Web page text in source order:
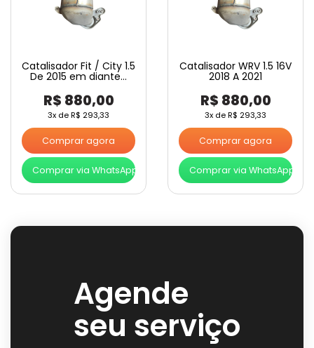
Catalisador Fit / City 1.5
De 2015 em diante…
R$ 880,00
3x deR$ 293,33
Comprar agora
Comprar via WhatsApp
Catalisador WRV 1.5 16V
2018 A 2021
R$ 880,00
3x deR$ 293,33
Comprar agora
Comprar via WhatsApp
Agende
seu serviço